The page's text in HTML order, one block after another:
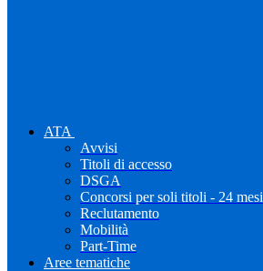
ATA
Avvisi
Titoli di accesso
DSGA
Concorsi per soli titoli - 24 mesi
Reclutamento
Mobilità
Part-Time
Aree tematiche